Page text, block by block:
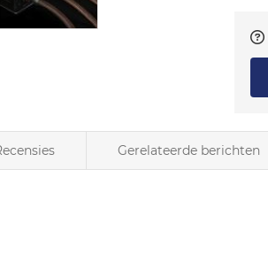
Gerelateerde berichten